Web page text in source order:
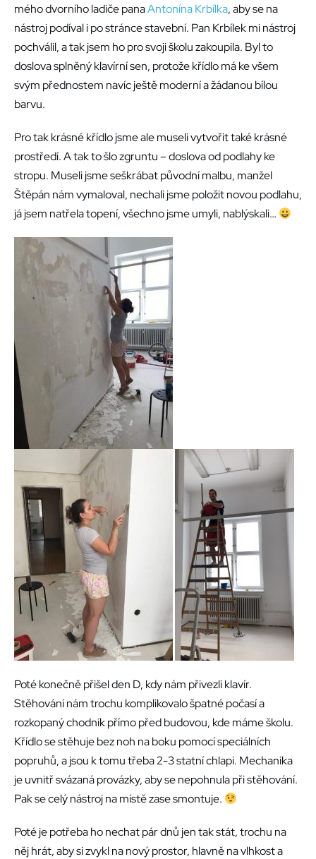
mého dvorního ladiče panaAntonína Krbílka, aby se na
nástroj podíval i po stránce stavební. Pan Krbílek mi nástroj
pochválil, a tak jsem ho pro svoji školu zakoupila. Byl to
doslova splněný klavírní sen, protože křídlo má ke všem
svým přednostem navíc ještě moderní a žádanou bílou
barvu.
Pro tak krásné křídlo jsme ale museli vytvořit také krásné
prostředí. A tak to šlo zgruntu – doslova od podlahy ke
stropu. Museli jsme seškrábat původní malbu, manžel
Štěpán nám vymaloval, nechali jsme položit novou podlahu,
já jsem natřela topení, všechno jsme umyli, nablýskali…
Poté konečně přišel den D, kdy nám přivezli klavír.
Stěhování nám trochu komplikovalo špatné počasí a
rozkopaný chodník přímo před budovou, kde máme školu.
Křídlo se stěhuje bez noh na boku pomocí speciálních
popruhů, a jsou k tomu třeba 2-3 statní chlapi. Mechanika
je uvnitř svázaná provázky, aby se nepohnula při stěhování.
Pak se celý nástroj na místě zase smontuje.
Poté je potřeba ho nechat pár dnů jen tak stát, trochu na
něj hrát, aby si zvykl na nový prostor, hlavně na vlhkost a